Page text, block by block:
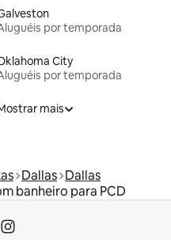
por temporada
City
por temporada
mais
Dallas Dallas
banheiro para PCD